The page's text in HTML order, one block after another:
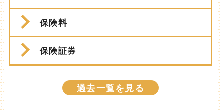
保険料
保険証券
過去一覧を見る